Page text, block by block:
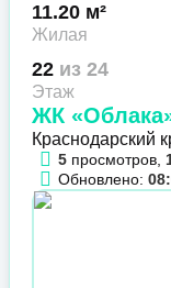
11.20 м²
Жилая
22 из 24
Этаж
ЖК
Краснодарский
5 просмотров,
Обновлено: